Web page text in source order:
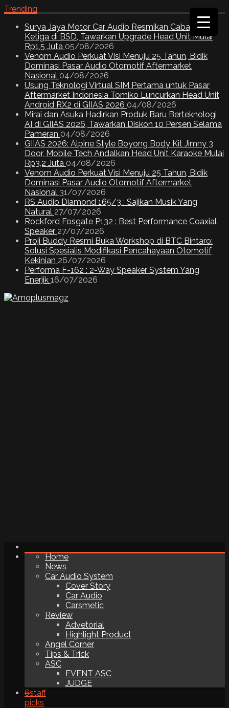
Trending
Surya Jaya Motor Car Audio Resmikan Cabang
Ketiga di BSD, Tawarkan Upgrade Head Unit Mulai
Rp1,5 Juta 05/08/2026
Venom Audio Perkuat Visi Menuju 25 Tahun, Bidik
Dominasi Pasar Audio Otomotif Aftermarket
Nasional 04/08/2026
Usung Teknologi Virtual SIM Pertama untuk Pasar
Aftermarket Indonesia Tomiko Luncurkan Head Unit
Android RX2 di GIIAS 2026 04/08/2026
Mirai dan Asuka Hadirkan Produk Baru Berteknologi
AI di GIIAS 2026, Tawarkan Diskon 10 Persen Selama
Pameran 04/08/2026
GIIAS 2026: Alpine Style Boyong Body Kit Jimny 3
Door, Mobile Tech Andalkan Head Unit Karaoke Mulai
Rp3,2 Juta 04/08/2026
Venom Audio Perkuat Visi Menuju 25 Tahun, Bidik
Dominasi Pasar Audio Otomotif Aftermarket
Nasional 31/07/2026
RS Audio Diamond 165/3 : Sajikan Musik Yang
Natural 27/07/2026
Rockford Fosgate P132 : Best Performance Coaxial
Speaker 27/07/2026
Proji Buddy Resmi Buka Workshop di BTC Bintaro:
Solusi Spesialis Modifikasi Pencahayaan Otomotif
Kekinian 26/07/2026
Performa F-162 : 2-Way Speaker System Yang
Enerjik 16/07/2026
Home
News
Car Audio System
Cover Story
Car Audio
Carsmetic
Review
Advetorial
Highlight Product
Angel Corner
Tips & Trick
ASC
EVENT ASC
JUDGE
6staff
picks